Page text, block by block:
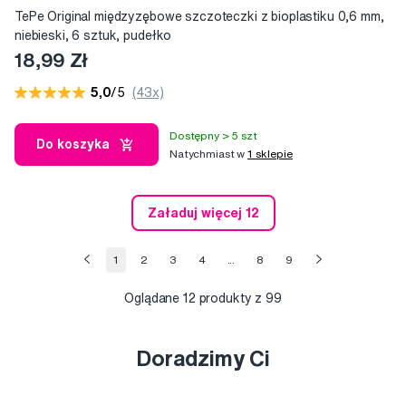
TePe Original międzyzębowe szczoteczki z bioplastiku 0,6 mm,
niebieski, 6 sztuk, pudełko
18,99 Zł
5,0/5 (43x)
Do koszyka
Dostępny > 5 szt
Natychmiast w1 sklepie
Załaduj więcej 12
1 2 3 4 8 9
Oglądane 12 produkty z 99
Doradzimy Ci